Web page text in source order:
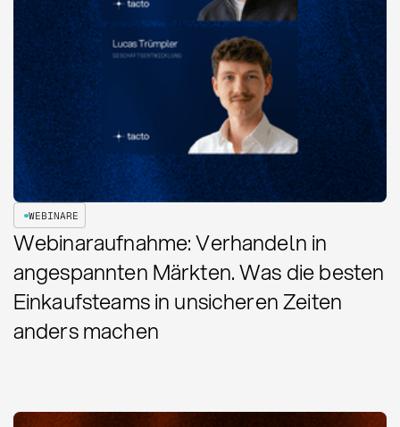
WEBINARE
Webinaraufnahme: Verhandeln in
angespannten Märkten. Was die besten
Einkaufsteams in unsicheren Zeiten
anders machen